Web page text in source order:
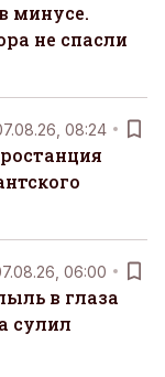
минусе.
не спасли
08:24
06:00
в глаза
сулил